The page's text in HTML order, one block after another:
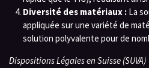
Diversité des matériaux :La
appliquée sur une variété de
solution polyvalente pour de
Dispositions Légales en Suisse (SUVA)